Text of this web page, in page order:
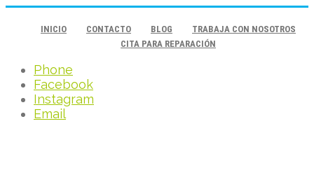
INICIO CONTACTO BLOG
TRABAJA CON NOSOTROS
CITA PARA REPARACIÓN
Phone
Facebook
Instagram
Email